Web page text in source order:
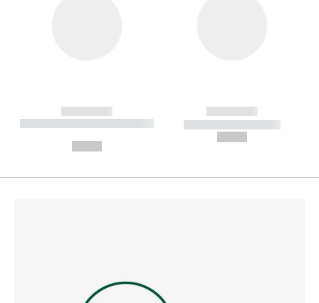
------------
----------- ----------- --------
------------
----------- -----------